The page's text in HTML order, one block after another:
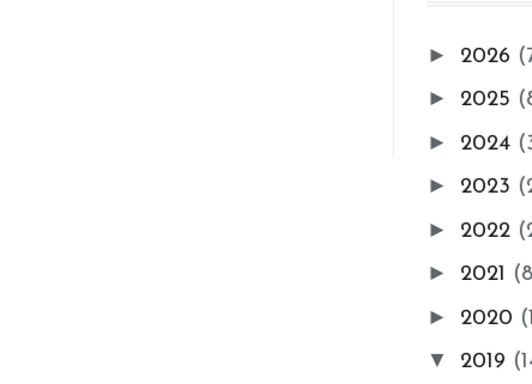
📌Info
🔑Enter
Οι
Ομαδικές
Εκθέσεις
My
Gallery
► 2026
► 2025
► 2024
► 2023
► 2022
► 2021
► 2020
▼ 2019